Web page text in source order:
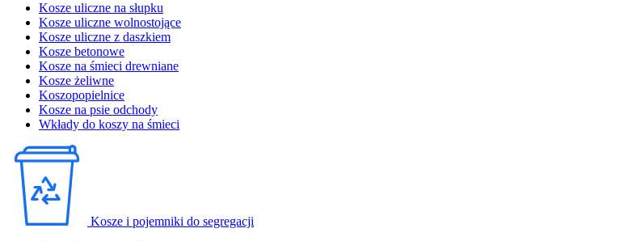
Kosze uliczne na słupku
Kosze uliczne wolnostojące
Kosze uliczne z daszkiem
Kosze betonowe
Kosze na śmieci drewniane
Kosze żeliwne
Koszopopielnice
Kosze na psie odchody
Wkłady do koszy na śmieci
Kosze i pojemniki do segregacji